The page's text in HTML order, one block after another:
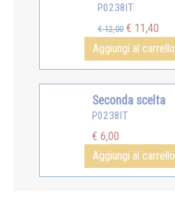
P0238IT
€ 12,00 € 11,40
Aggiungi al carrello
Seconda scelta
P0238IT
€ 6,00
Aggiungi al carrello